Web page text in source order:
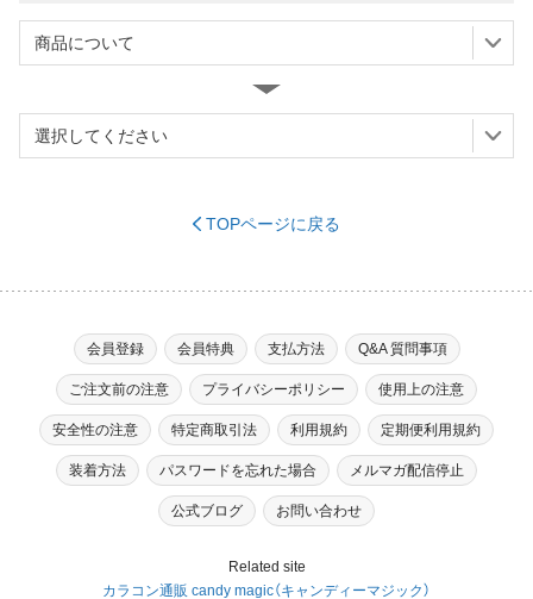
※必須
（ハイフンなし） ※必須
TOPページに戻る
会員登録 会員特典 支払方法 Q&A 質問事項
ご注文前の注意 プライバシーポリシー 使用上の注意
安全性の注意 特定商取引法 利用規約 定期便利用規約
装着方法 パスワードを忘れた場合 メルマガ配信停止
公式ブログ お問い合わせ
Related site
カラコン通販 candy magic（キャンディーマジック）